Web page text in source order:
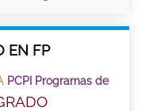
EN FP
PCPI Programas de